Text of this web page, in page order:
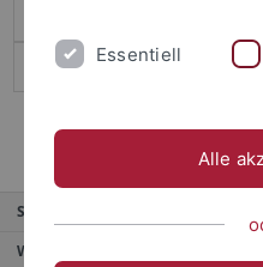
Service
Weitere Angebote
Essentiell
Alle